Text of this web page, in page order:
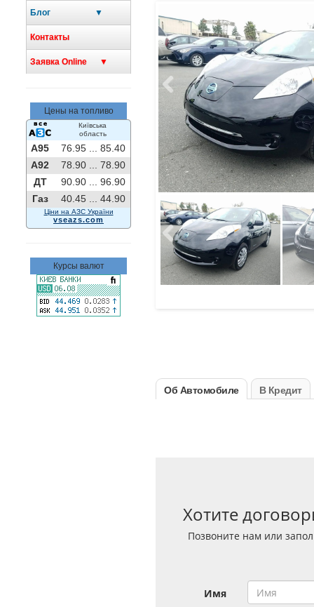
Блог ▼
Контакты
Заявка Online ▼
Цены на топливо
Київська
область
A95 76.95 ...
85.40
A92
78.90 ...
78.90
ДТ
90.90 ...
96.90
Газ
40.45 ... 44.90
Ціни на АЗС України
vseazs.com
Курсы валют
Previous
Previous
Об Автомобиле В Кредит
Хотите
Позвоните нам или
Имя